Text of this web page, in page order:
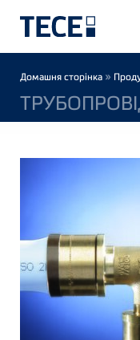
Домашня сторінка »